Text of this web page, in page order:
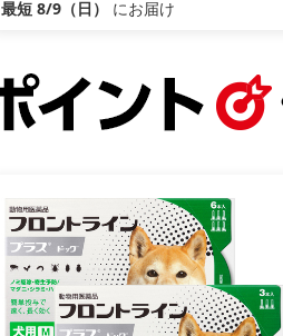
最短 8/9（日） にお届け